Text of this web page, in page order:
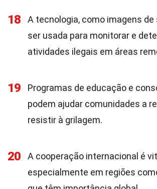
18
A tecnologia, como imagens de
ser usada para monitorar e
atividades ilegais em áreas
19
Programas de educação e
podem ajudar comunidades a
resistir à grilagem.
20
A cooperação internacional é
especialmente em regiões